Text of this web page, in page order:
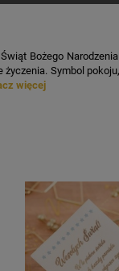
Bożego
Symbol
więcej